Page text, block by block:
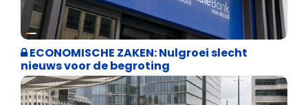
Binnenland politiek
ECONOMISCHE ZAKEN: Nulgroei slecht
nieuws voor de begroting